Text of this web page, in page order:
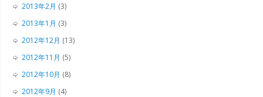
2013年2月 (3)
2013年1月 (3)
2012年12月 (13)
2012年11月 (5)
2012年10月 (8)
2012年9月 (4)